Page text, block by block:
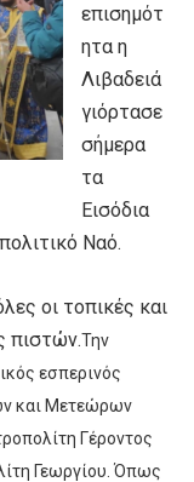
επισημότ
ητα η
Λιβαδειά
γιόρτασε
σήμερα
τα
Εισόδια
Ναό.
οι τοπικές και
πιστών.Την
εσπερινός
και Μετεώρων
Γέροντος
Γεωργίου. Όπως